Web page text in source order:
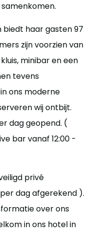
biedt haar gasten 97
zijn voorzien van
minibar en een
tevens
ons moderne
wij ontbijt.
dag geopend. (
bar vanaf 12:00 -
privé
dag afgerekend ).
over ons
in ons hotel in